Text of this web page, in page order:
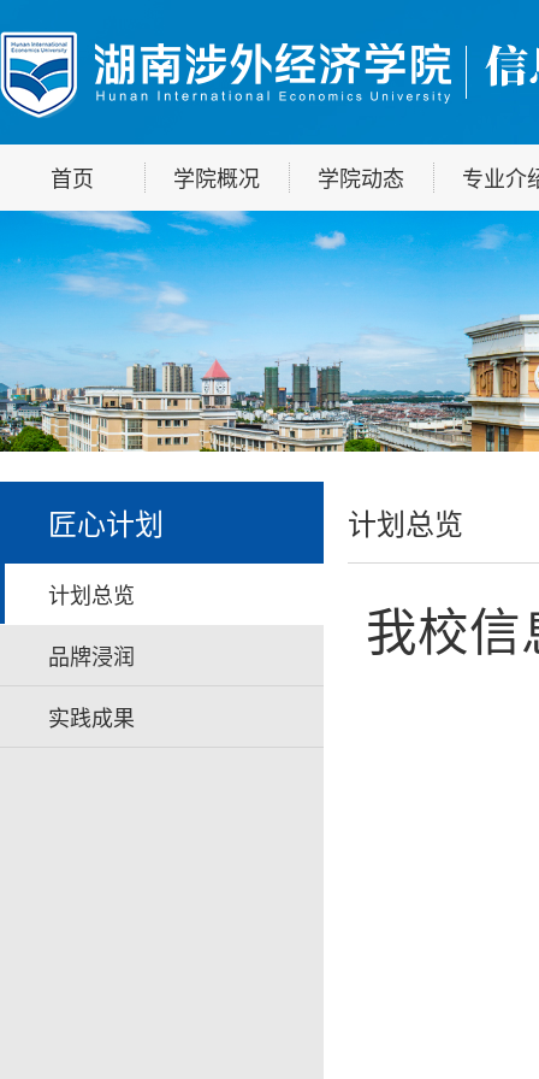
首页 学院概况 学院动态 专业介
匠心计划
计划总览
品牌浸润
实践成果
计划总览
我校